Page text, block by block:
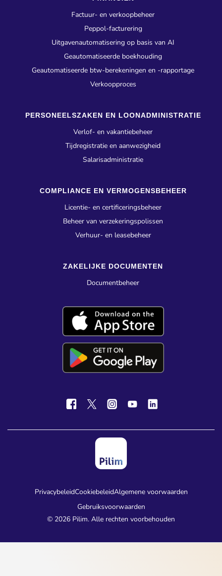
Factuur- en verkoopbeheer
Peppol-facturering
Uitgavenautomatisering op basis van AI
Geautomatiseerde boekhouding
Geautomatiseerde btw-berekeningen en -rapportage
Verkoopproces
PERSONEELSZAKEN EN LOONADMINISTRATIE
Verlof- en vakantiebeheer
Tijdregistratie en aanwezigheid
Salarisadministratie
COMPLIANCE EN VERMOGENSBEHEER
Licentie- en certificeringsbeheer
Beheer van verzekeringspolissen
Verhuur- en leasebeheer
ZAKELIJKE DOCUMENTEN
Documentbeheer
PrivacybeleidCookiebeleidAlgemene voorwaarden
Gebruiksvoorwaarden
© 2026 Pilim. Alle rechten voorbehouden